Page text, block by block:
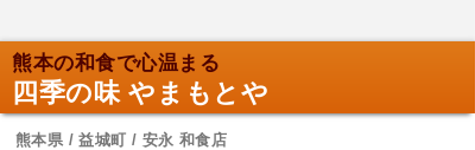
熊本の和食で心温まる
四季の味 やまもとや
熊本県 / 益城町 / 安永 和食店